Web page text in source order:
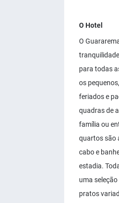
O Hotel
O
para todas
os
feriados e
quadras de
família ou
quartos são
cabo e
estadia.
uma
pratos